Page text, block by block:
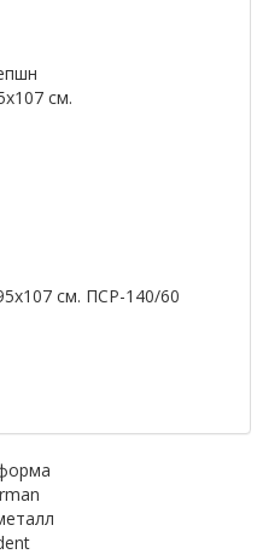
см. ПСР-140/60